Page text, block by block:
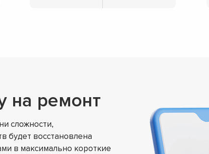
на ремонт
сложности,
будет восстановлена
в максимально короткие